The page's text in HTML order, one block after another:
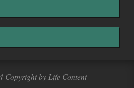
Copyright by Life Content